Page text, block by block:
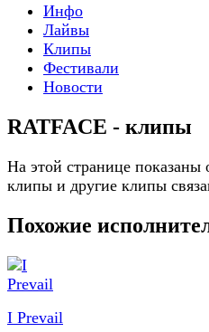
Инфо
Лайвы
Клипы
Фестивали
Новости
RATFACE - клипы
На этой странице
клипы и другие клипы
Похожие
I Prevail